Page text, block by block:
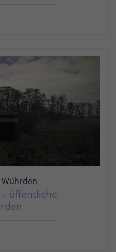
Wührden
öffentliche